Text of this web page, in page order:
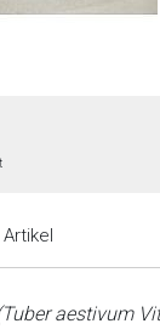
aestivum
19-07-2026